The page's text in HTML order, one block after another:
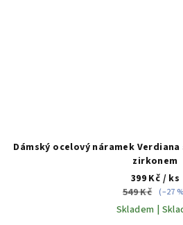
Dámský ocelový náramek
zirkonem
399 Kč / ks
549 Kč (–27
Skladem |